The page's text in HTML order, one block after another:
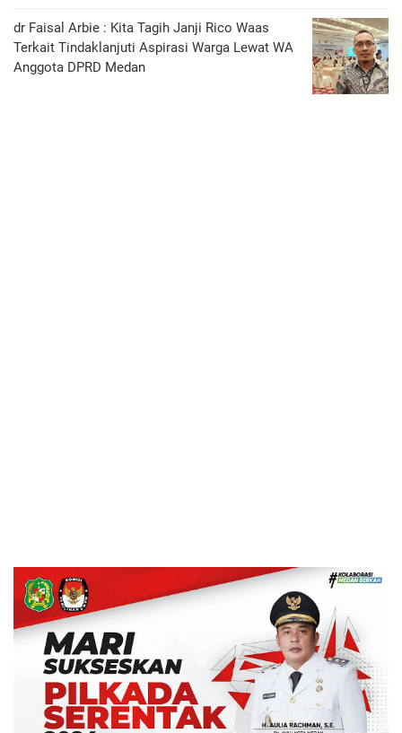
dr Faisal Arbie : Kita Tagih Janji Rico Waas
Terkait Tindaklanjuti Aspirasi Warga Lewat WA
Anggota DPRD Medan